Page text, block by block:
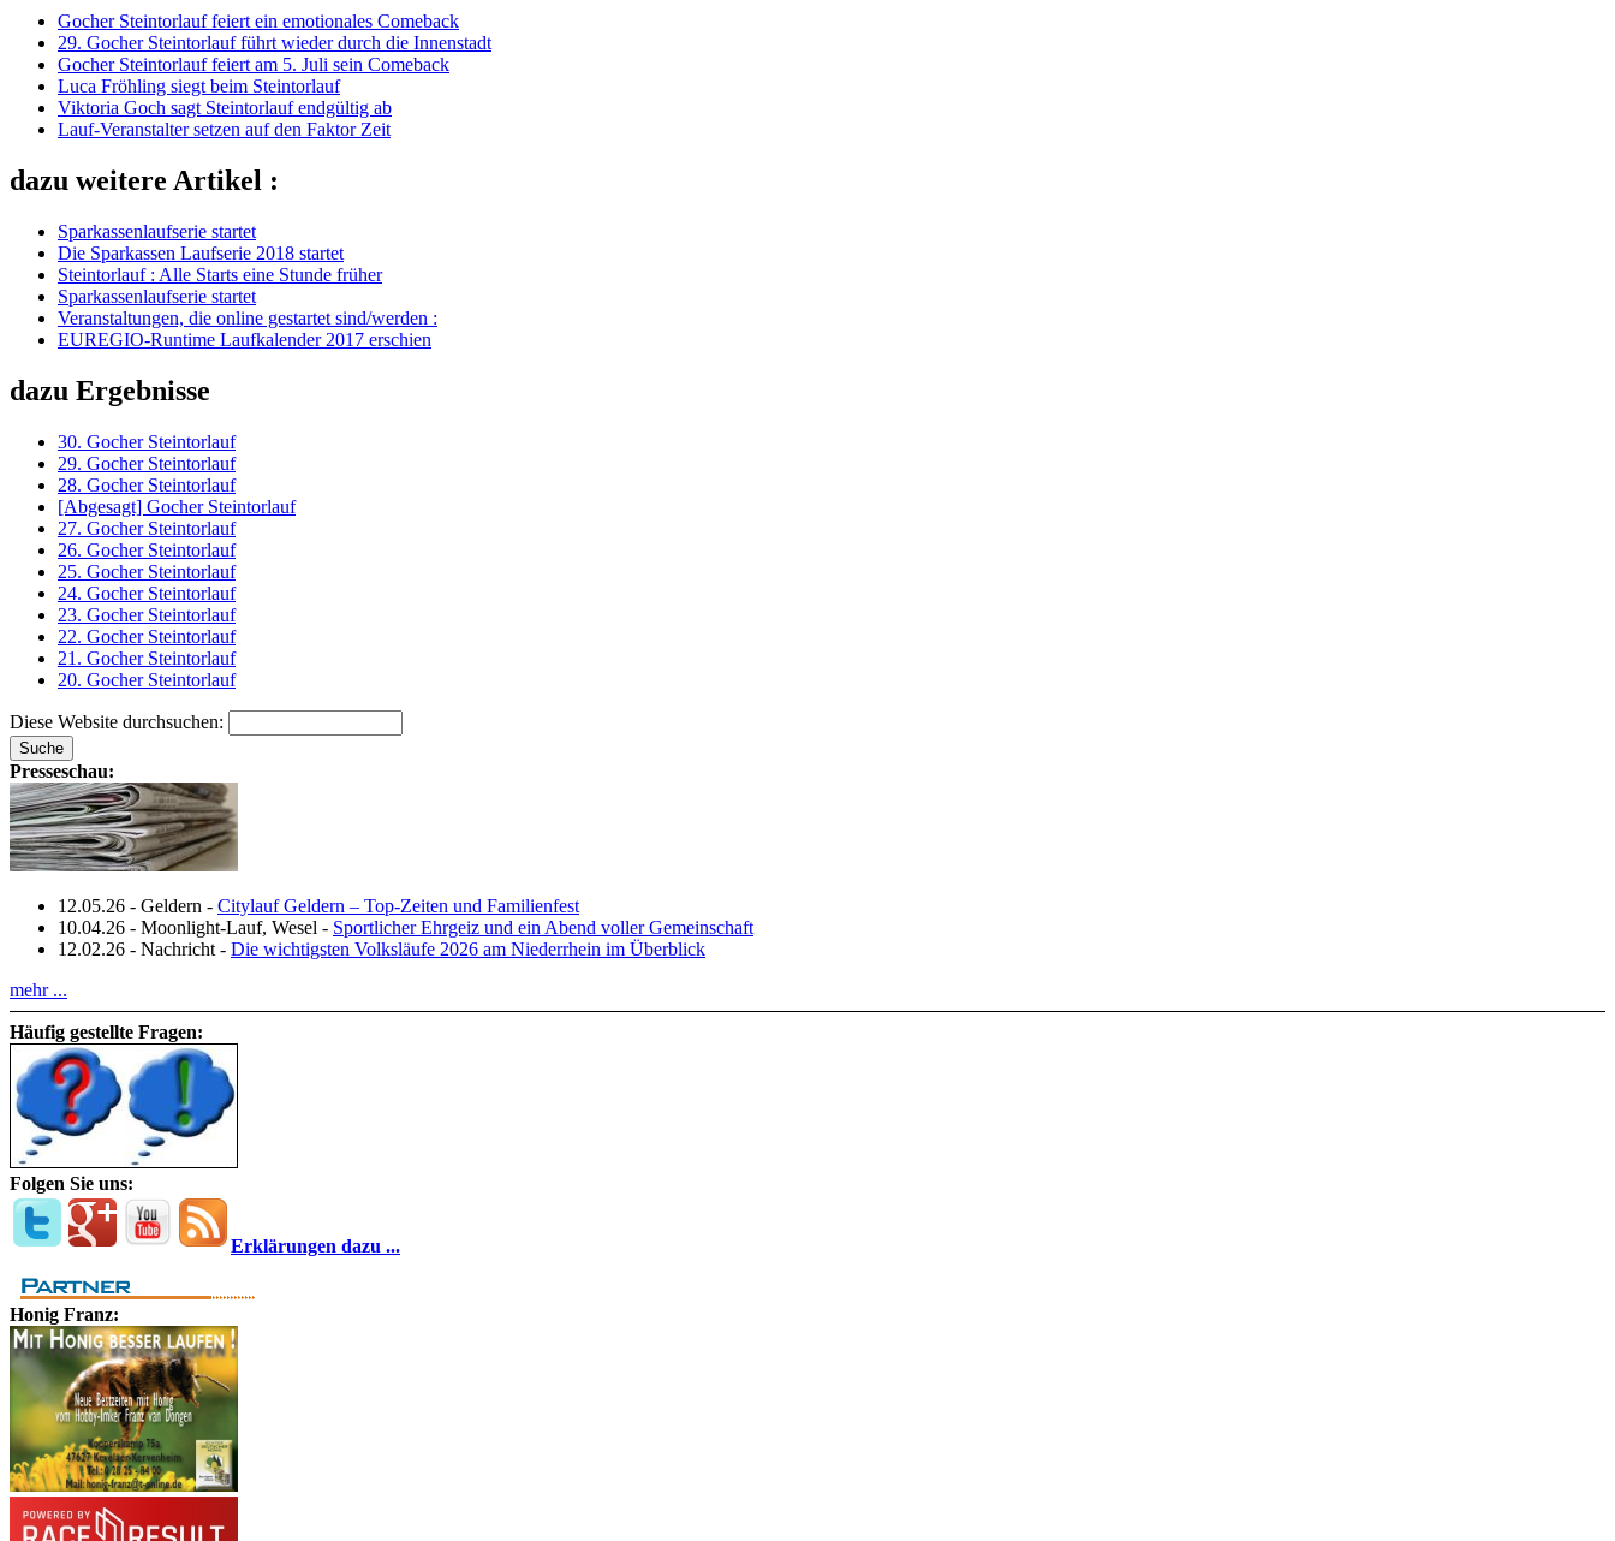
Gocher Steintorlauf feiert ein emotionales Comeback
29. Gocher Steintorlauf führt wieder durch die Innenstadt
Gocher Steintorlauf feiert am 5. Juli sein Comeback
Luca Fröhling siegt beim Steintorlauf
Viktoria Goch sagt Steintorlauf endgültig ab
Lauf-Veranstalter setzen auf den Faktor Zeit
dazu weitere Artikel :
Sparkassenlaufserie startet
Die Sparkassen Laufserie 2018 startet
Steintorlauf : Alle Starts eine Stunde früher
Sparkassenlaufserie startet
Veranstaltungen, die online gestartet sind/werden :
EUREGIO-Runtime Laufkalender 2017 erschien
dazu Ergebnisse
30. Gocher Steintorlauf
29. Gocher Steintorlauf
28. Gocher Steintorlauf
[Abgesagt] Gocher Steintorlauf
27. Gocher Steintorlauf
26. Gocher Steintorlauf
25. Gocher Steintorlauf
24. Gocher Steintorlauf
23. Gocher Steintorlauf
22. Gocher Steintorlauf
21. Gocher Steintorlauf
20. Gocher Steintorlauf
Diese Website durchsuchen:
Presseschau:
12.05.26 - Geldern - Citylauf Geldern – Top‑Zeiten und Familienfest
10.04.26 - Moonlight-Lauf, Wesel - Sportlicher Ehrgeiz und ein Abend voller Gemeinschaft
12.02.26 - Nachricht - Die wichtigsten Volksläufe 2026 am Niederrhein im Überblick
mehr ...
Häufig gestellte Fragen:
Folgen Sie uns:
Erklärungen dazu ...
Honig Franz: